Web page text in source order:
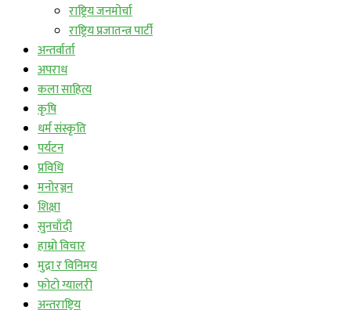
राष्ट्रिय जनमोर्चा
राष्ट्रिय प्रजातन्त्र पार्टी
अन्तर्वार्ता
अपराध
कला साहित्य
कृषि
धर्म संस्कृति
पर्यटन
प्रविधि
मनोरञ्जन
शिक्षा
सुनचाँदी
हाम्रो विचार
मुद्रा र विनिमय
फोटो ग्यालरी
अन्तराष्ट्रिय